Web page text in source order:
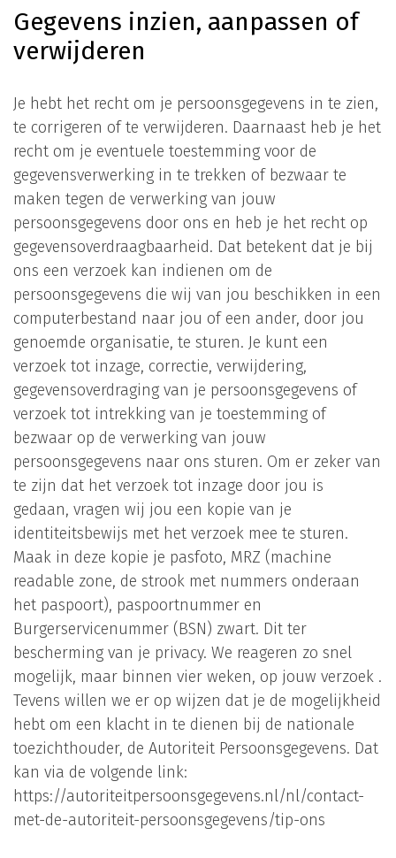
Gegevens inzien, aanpassen of
verwijderen
Je hebt het recht om je persoonsgegevens in te zien,
te corrigeren of te verwijderen. Daarnaast heb je het
recht om je eventuele toestemming voor de
gegevensverwerking in te trekken of bezwaar te
maken tegen de verwerking van jouw
persoonsgegevens door ons en heb je het recht op
gegevensoverdraagbaarheid. Dat betekent dat je bij
ons een verzoek kan indienen om de
persoonsgegevens die wij van jou beschikken in een
computerbestand naar jou of een ander, door jou
genoemde organisatie, te sturen. Je kunt een
verzoek tot inzage, correctie, verwijdering,
gegevensoverdraging van je persoonsgegevens of
verzoek tot intrekking van je toestemming of
bezwaar op de verwerking van jouw
persoonsgegevens naar ons sturen. Om er zeker van
te zijn dat het verzoek tot inzage door jou is
gedaan, vragen wij jou een kopie van je
identiteitsbewijs met het verzoek mee te sturen.
Maak in deze kopie je pasfoto, MRZ (machine
readable zone, de strook met nummers onderaan
het paspoort), paspoortnummer en
Burgerservicenummer (BSN) zwart. Dit ter
bescherming van je privacy. We reageren zo snel
mogelijk, maar binnen vier weken, op jouw verzoek .
Tevens willen we er op wijzen dat je de mogelijkheid
hebt om een klacht in te dienen bij de nationale
toezichthouder, de Autoriteit Persoonsgegevens. Dat
kan via de volgende link:
https://autoriteitpersoonsgegevens.nl/nl/contact-
met-de-autoriteit-persoonsgegevens/tip-ons